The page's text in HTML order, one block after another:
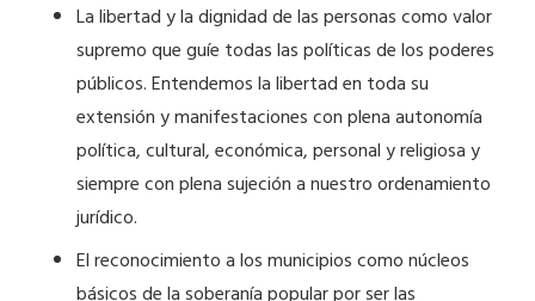
La libertad y la dignidad de las personas como valor
supremo que guíe todas las políticas de los poderes
públicos. Entendemos la libertad en toda su
extensión y manifestaciones con plena autonomía
política, cultural, económica, personal y religiosa y
siempre con plena sujeción a nuestro ordenamiento
jurídico.
El reconocimiento a los municipios como núcleos